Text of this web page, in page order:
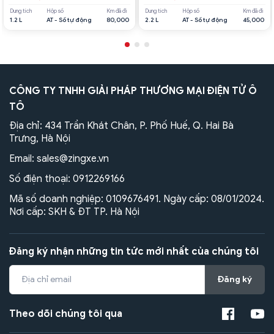
Dung tích
1.2 L
Hộp số
AT - Số tự động
Km đã đi
80,000
Dung tích
2.2 L
Hộp số
AT - Số tự động
Km đã đi
45,000
CÔNG TY TNHH GIẢI PHÁP THƯƠNG MẠI ĐIỆN TỬ Ô
TÔ
Địa chỉ: 434 Trần Khát Chân, P. Phố Huế, Q. Hai Bà
Trưng, Hà Nội
Email: sales@zingxe.vn
Số điện thoại: 0912269166
Mã số doanh nghiệp: 0109676491. Ngày cấp: 08/01/2024.
Nơi cấp: SKH & ĐT TP. Hà Nội
Đăng ký nhận những tin tức mới nhất của chúng tôi
Đăng ký
Theo dõi chúng tôi qua